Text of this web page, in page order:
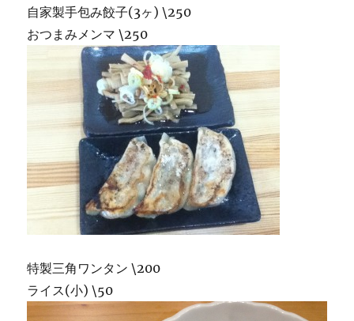
自家製手包み餃子(3ヶ) \250
おつまみメンマ \250
特製三角ワンタン \200
ライス(小) \50